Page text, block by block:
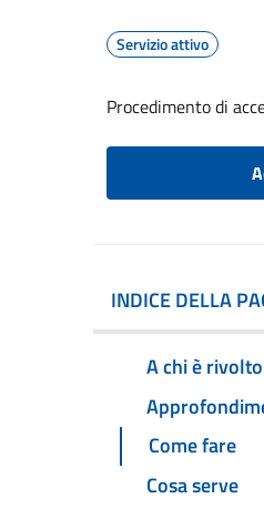
Servizio attivo
Procedimento di
INDICE DELLA
A chi è rivolto
Come fare
Cosa serve